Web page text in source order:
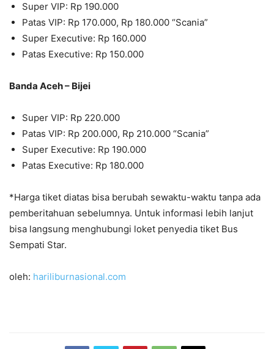
Super VIP: Rp 190.000
Patas VIP: Rp 170.000, Rp 180.000 “Scania”
Super Executive: Rp 160.000
Patas Executive: Rp 150.000
Banda Aceh – Bijei
Super VIP: Rp 220.000
Patas VIP: Rp 200.000, Rp 210.000 “Scania”
Super Executive: Rp 190.000
Patas Executive: Rp 180.000
*Harga tiket diatas bisa berubah sewaktu-waktu tanpa ada
pemberitahuan sebelumnya. Untuk informasi lebih lanjut
bisa langsung menghubungi loket penyedia tiket Bus
Sempati Star.
oleh: hariliburnasional.com